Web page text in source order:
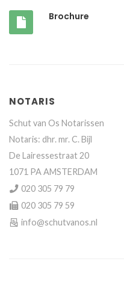
Brochure
NOTARIS
Schut van Os Notarissen
Notaris: dhr. mr. C. Bijl
De Lairessestraat 20
1071 PA AMSTERDAM
020 305 79 79
020 305 79 59
info@schutvanos.nl